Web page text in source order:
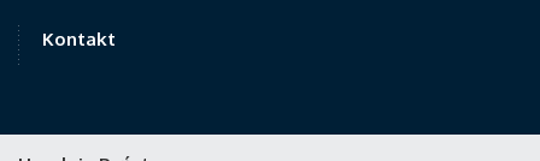
Kontakt